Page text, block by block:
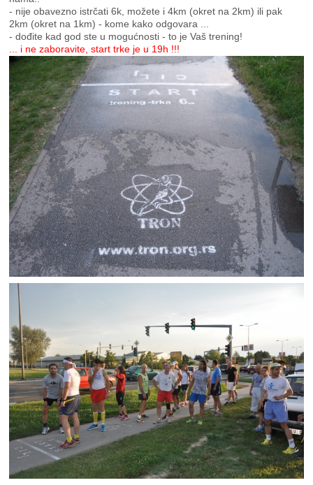
- nije obavezno istrčati 6k, možete i 4km (okret na 2km) ili pak
2km (okret na 1km) - kome kako odgovara ...
- dođite kad god ste u mogućnosti - to je Vaš trening!
... i ne zaboravite, start trke je u 19h !!!